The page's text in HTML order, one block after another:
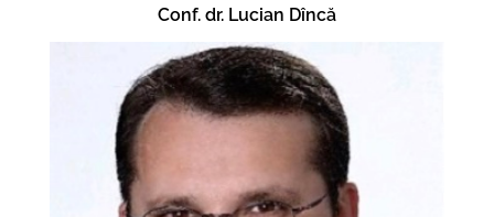
Conf. dr. Lucian Dîncă